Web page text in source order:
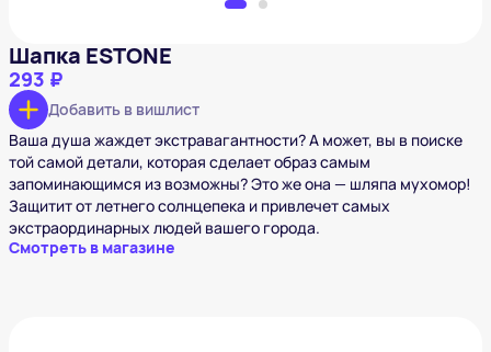
Шапка ESTONE
293 ₽
Добавить в вишлист
Ваша душа жаждет экстравагантности? А может, вы в поиске
той самой детали, которая сделает образ самым
запоминающимся из возможны? Это же она — шляпа мухомор!
Защитит от летнего солнцепека и привлечет самых
экстраординарных людей вашего города.
Смотреть в магазине